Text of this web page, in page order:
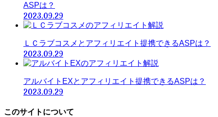
ASPは？
2023.09.29
ＬＣラブコスメとアフィリエイト提携できるASPは？
2023.09.29
アルバイトEXとアフィリエイト提携できるASPは？
2023.09.29
このサイトについて